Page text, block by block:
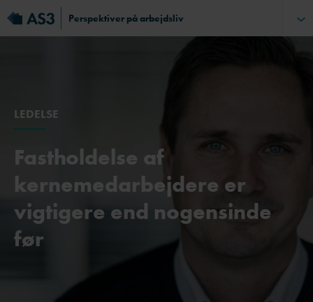
Perspektiver på arbejdsliv
LEDELSE
Fastholdelse af
kernemedarbejdere er
vigtigere end nogensinde
før